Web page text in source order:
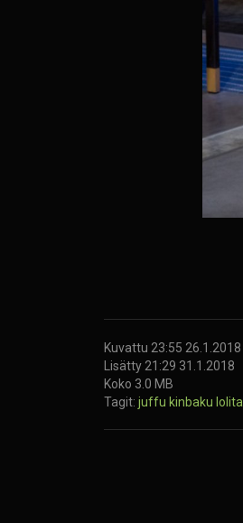
Kuvattu 23:55 26.1.2018
Lisätty 21:29 31.1.2018
Koko 3.0 MB
Tagit: juffu kinbaku lolita